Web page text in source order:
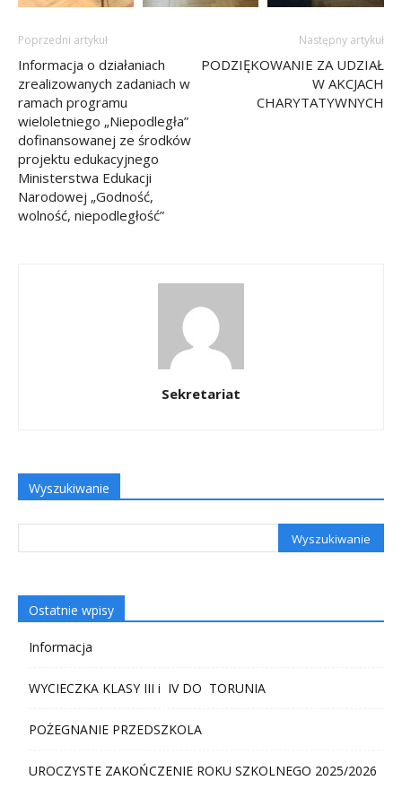
Poprzedni artykuł
Informacja o działaniach
zrealizowanych zadaniach w
ramach programu
wieloletniego „Niepodległa”
dofinansowanej ze środków
projektu edukacyjnego
Ministerstwa Edukacji
Narodowej „Godność,
wolność, niepodległość”
Następny artykuł
PODZIĘKOWANIE ZA UDZIAŁ
W AKCJACH
CHARYTATYWNYCH
Sekretariat
Wyszukiwanie
Ostatnie wpisy
Informacja
WYCIECZKA KLASY III i IV DO TORUNIA
POŻEGNANIE PRZEDSZKOLA
UROCZYSTE ZAKOŃCZENIE ROKU SZKOLNEGO 2025/2026